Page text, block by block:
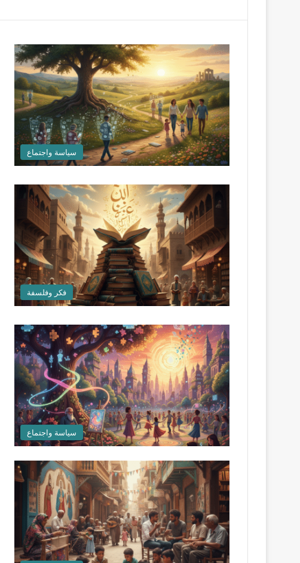
سياسة واجتماع
فكر وفلسفة
سياسة واجتماع